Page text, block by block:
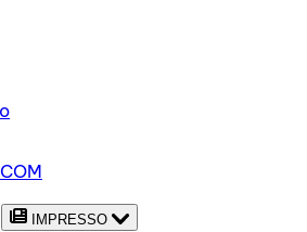
IMPRESSO